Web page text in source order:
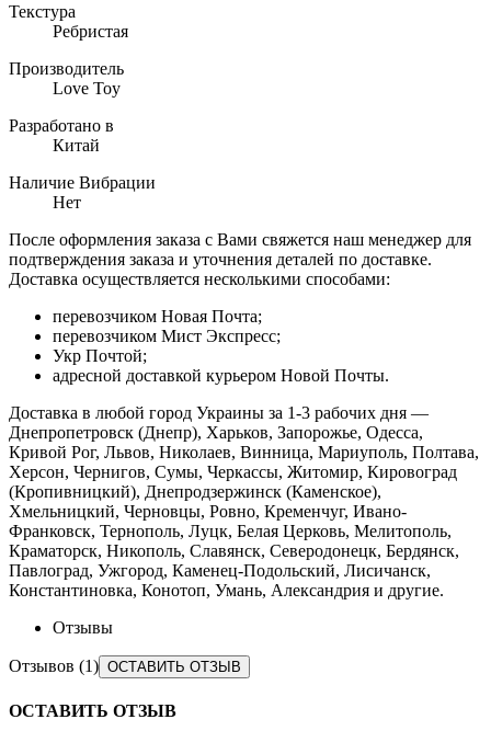
Текстура
Ребристая
Производитель
Love Toy
Разработано в
Китай
Наличие Вибрации
Нет
После оформления заказа с Вами свяжется наш менеджер для
подтверждения заказа и уточнения деталей по доставке.
Доставка осуществляется несколькими способами:
перевозчиком Новая Почта;
перевозчиком Мист Экспресс;
Укр Почтой;
адресной доставкой курьером Новой Почты.
Доставка в любой город Украины за 1-3 рабочих дня —
Днепропетровск (Днепр), Харьков, Запорожье, Одесса,
Кривой Рог, Львов, Николаев, Винница, Мариуполь, Полтава,
Херсон, Чернигов, Сумы, Черкассы, Житомир, Кировоград
(Кропивницкий), Днепродзержинск (Каменское),
Хмельницкий, Черновцы, Ровно, Кременчуг, Ивано-
Франковск, Тернополь, Луцк, Белая Церковь, Мелитополь,
Краматорск, Никополь, Славянск, Северодонецк, Бердянск,
Павлоград, Ужгород, Каменец-Подольский, Лисичанск,
Константиновка, Конотоп, Умань, Александрия и другие.
Отзывы
Отзывов (1) ОСТАВИТЬ ОТЗЫВ
ОСТАВИТЬ ОТЗЫВ